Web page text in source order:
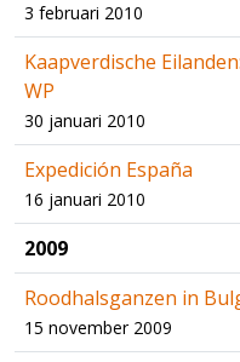
3 februari 2010
Kaapverdische
WP
30 januari 2010
Expedición España
16 januari 2010
2009
Roodhalsganzen in
15 november 2009